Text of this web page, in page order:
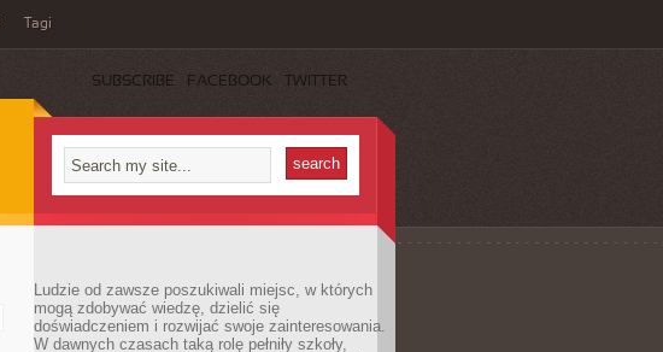
Tagi
SUBSCRIBE FACEBOOK TWITTER
Ludzie od zawsze poszukiwali miejsc, w których
mogą zdobywać wiedzę, dzielić się
doświadczeniem i rozwijać swoje zainteresowania.
W dawnych czasach taką rolę pełniły szkoły,